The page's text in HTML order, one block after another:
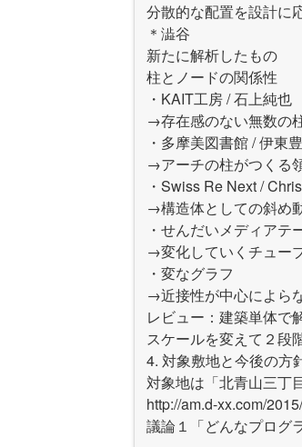
分散的な配置を設計に
＊澁谷
新たに解析したもの
柱とノードの関係性
・KAIT工房 / 石上純也
→存在感のない無数の
・多摩美図書館 / 伊東
→アーチの柱がつくる
・Swiss Re Next /
→構造体としての斜め
・せんだいメディアテ
→変化していくチュー
・変なグラフ
→近接性が中心によら
レビュー：建築単体で
スケールを変えて２段
4. 対象敷地と今後の方
対象地は「北青山三丁
http://am.d-xx.com/
議論１「どんなプログ